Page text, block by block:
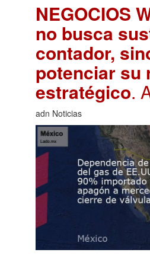
NEGOCIOS
no busca
contador,
potenciar su
estratégico.
adn Noticias